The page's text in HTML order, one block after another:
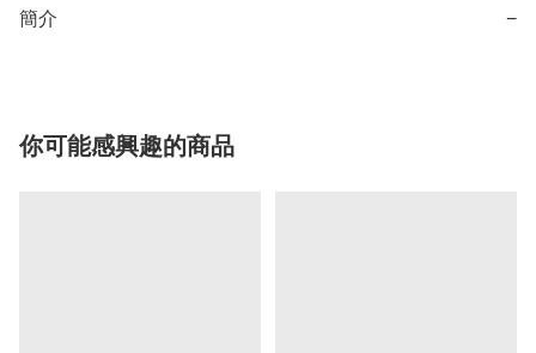
簡介 −
你可能感興趣的商品